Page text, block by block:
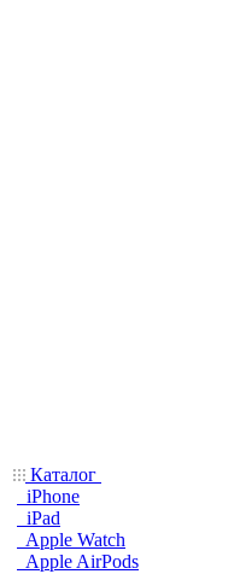
Каталог
iPhone
iPad
Apple Watch
Apple AirPods